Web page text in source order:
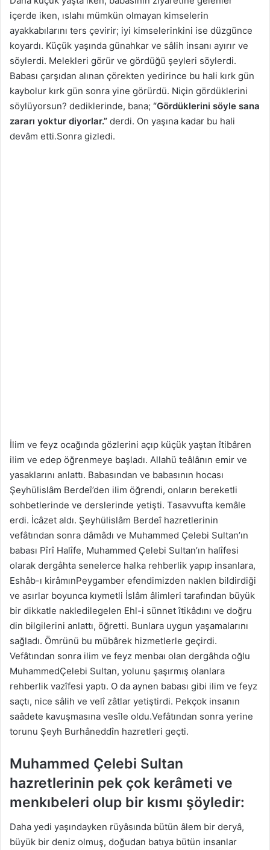
içerde iken, ıslahı mümkün olmayan kimselerin
ayakkabılarını ters çevirir; iyi kimselerinkini ise düzgünce
koyardı. Küçük yaşında günahkar ve sâlih insanı ayırır ve
söylerdi. Melekleri görür ve gördüğü şeyleri söylerdi.
Babası çarşıdan alınan çörekten yedirince bu hali kırk gün
kaybolur kırk gün sonra yine görürdü. Niçin gördüklerini
söylüyorsun? dediklerinde, bana; “Gördüklerini söyle sana
zararı yoktur diyorlar.” derdi. On yaşına kadar bu hali
devâm etti.Sonra gizledi.
İlim ve feyz ocağında gözlerini açıp küçük yaştan îtibâren
ilim ve edep öğrenmeye başladı. Allahü teâlânın emir ve
yasaklarını anlattı. Babasından ve babasının hocası
Şeyhülislâm Berdeî’den ilim öğrendi, onların bereketli
sohbetlerinde ve derslerinde yetişti. Tasavvufta kemâle
erdi. İcâzet aldı. Şeyhülislâm Berdeî hazretlerinin
vefâtından sonra dâmâdı ve Muhammed Çelebi Sultan’ın
babası Pîrî Halîfe, Muhammed Çelebi Sultan’ın halîfesi
olarak dergâhta senelerce halka rehberlik yapıp insanlara,
Eshâb-ı kirâmınPeygamber efendimizden naklen bildirdiği
ve asırlar boyunca kıymetli İslâm âlimleri tarafından büyük
bir dikkatle nakledilegelen Ehl-i sünnet îtikâdını ve doğru
din bilgilerini anlattı, öğretti. Bunlara uygun yaşamalarını
sağladı. Ömrünü bu mübârek hizmetlerle geçirdi.
Vefâtından sonra ilim ve feyz menbaı olan dergâhda oğlu
MuhammedÇelebi Sultan, yolunu şaşırmış olanlara
rehberlik vazîfesi yaptı. O da aynen babası gibi ilim ve feyz
saçtı, nice sâlih ve velî zâtlar yetiştirdi. Pekçok insanın
saâdete kavuşmasına vesîle oldu.Vefâtından sonra yerine
torunu Şeyh Burhâneddîn hazretleri geçti.
Muhammed Çelebi Sultan
hazretlerinin pek çok kerâmeti ve
menkıbeleri olup bir kısmı şöyledir:
Daha yedi yaşındayken rüyâsında bütün âlem bir deryâ,
büyük bir deniz olmuş, doğudan batıya bütün insanlar